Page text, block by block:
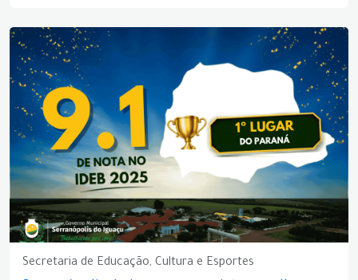
Secretaria de Educação, Cultura e Esportes